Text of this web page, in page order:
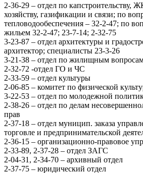
2-36-29 – отдел по капстроительству,
хозяйству, газификации и связи; по
тепловодообеспечения – 32-2-47; по
жильем 32-2-47; 23-7-14; 2-32-75
3-23-87 – отдел архитектуры и
архитектор; специалисты 23-3-26
3-21-38 – отдел по жилищным
2-32-72 -отдел ГО и ЧС
2-33-59 – отдел культуры
2-06-85 – комитет по физической
3-22-53 – отдел по молодежной
2-38-26 – отдел по делам
прав
2-37-18 – отдел муницип. заказа
торговле и предпринимательской
2-36-15 – организационно-правовое
2-33-89, 2-37-28 – отдел ЗАГС
2-04-31, 2-34-70 – архивный отдел
2-37-75 – юридический отдел